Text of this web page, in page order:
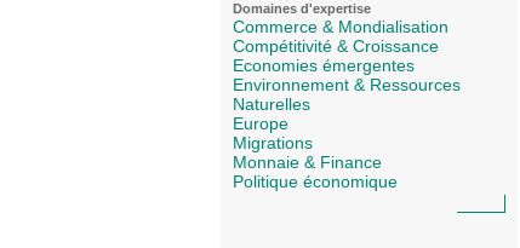
Domaines d'expertise
Commerce & Mondialisation
Compétitivité & Croissance
Economies émergentes
Environnement & Ressources
Naturelles
Europe
Migrations
Monnaie & Finance
Politique économique